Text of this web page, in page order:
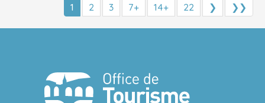
1 2 3 7+ 14+ 22 ❯ ❯❯